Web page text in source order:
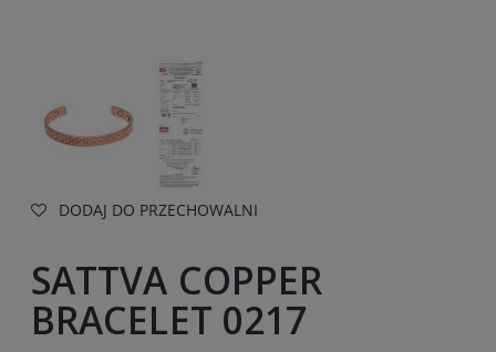
DODAJ DO PRZECHOWALNI
SATTVA COPPER
BRACELET 0217